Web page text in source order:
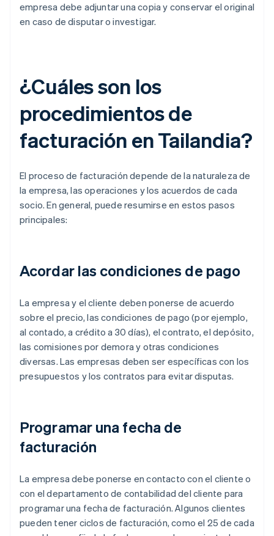
empresa debe adjuntar una copia y conservar el original
en caso de disputar o investigar.
¿Cuáles son los
procedimientos de
facturación en Tailandia?
El proceso de facturacióndepende de la naturaleza de
la empresa, las operaciones y los acuerdos de cada
socio. En general, puede resumirse en estos pasos
principales:
Acordar las condiciones de pago
La empresa y el cliente deben ponerse de acuerdo
sobre el precio, las condiciones de pago (por ejemplo,
al contado, a crédito a 30 días), el contrato, el depósito,
las comisiones por demora y otras condiciones
diversas. Las empresas deben ser específicas con los
presupuestos y los contratos para evitar disputas.
Programar una fecha de
facturación
La empresa debe ponerse en contacto con el cliente o
con el departamento de contabilidad del cliente para
programar una fecha de facturación. Algunos clientes
pueden tener ciclos de facturación, como el 25 de cada